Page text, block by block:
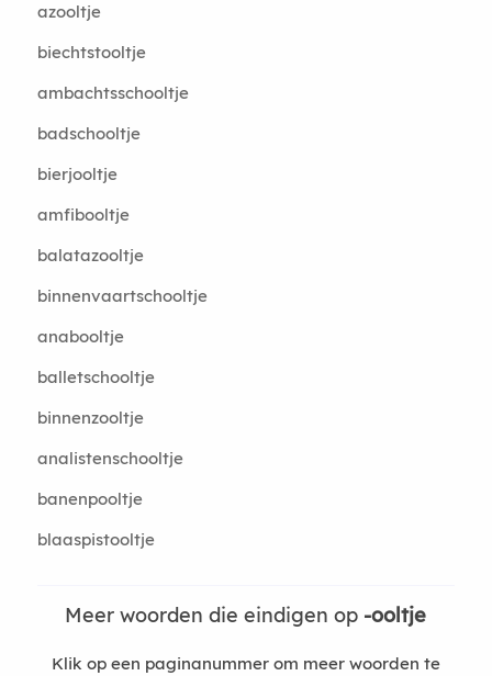
azooltje
biechtstooltje
ambachtsschooltje
badschooltje
bierjooltje
amfibooltje
balatazooltje
binnenvaartschooltje
anabooltje
balletschooltje
binnenzooltje
analistenschooltje
banenpooltje
blaaspistooltje
Meer woorden die eindigen op -ooltje
Klik op een paginanummer om meer woorden te